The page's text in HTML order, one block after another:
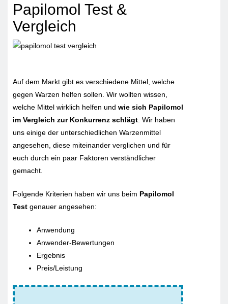
Papilomol Test &
Vergleich
Auf dem Markt gibt es verschiedene Mittel, welche
gegen Warzen helfen sollen. Wir wollten wissen,
welche Mittel wirklich helfen und wie sich Papilomol
im Vergleich zur Konkurrenz schlägt . Wir haben
uns einige der unterschiedlichen Warzenmittel
angesehen, diese miteinander verglichen und für
euch durch ein paar Faktoren verständlicher
gemacht.
Folgende Kriterien haben wir uns beim Papilomol
Test genauer angesehen:
Anwendung
Anwender-Bewertungen
Ergebnis
Preis/Leistung